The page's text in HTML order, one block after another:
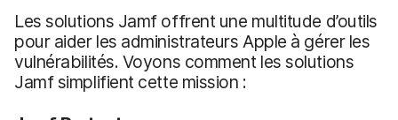
Les solutions Jamf offrent une multitude d’outils
pour aider les administrateurs Apple à gérer les
vulnérabilités. Voyons comment les solutions
Jamf simplifient cette mission :